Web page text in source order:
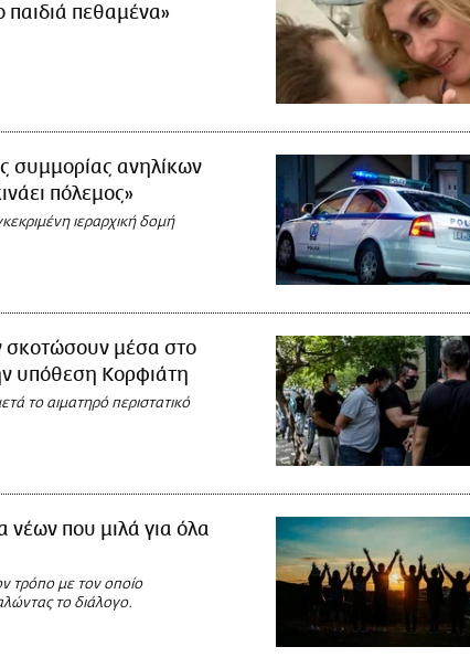
παιδιά πεθαμένα»
συμμορίας ανηλίκων
πόλεμος»
ιεραρχική δομή
σκοτώσουν μέσα στο
υπόθεση Κορφιάτη
το αιματηρό περιστατικό
νέων που μιλά για όλα
τρόπο με τον οποίο
το διάλογο.